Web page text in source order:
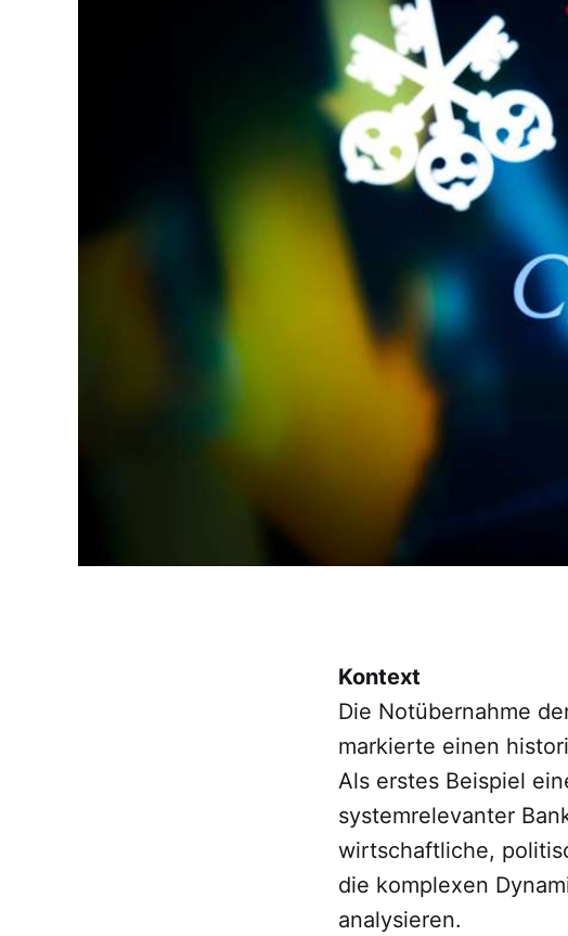
Kontext
Die Notübernahme
markierte einen
Als erstes Beispiel
systemrelevanter
wirtschaftliche,
die komplexen
analysieren.